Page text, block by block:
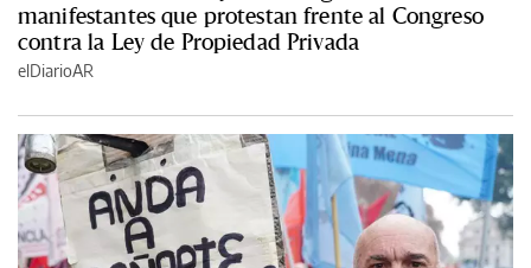
manifestantes que protestan frente al Congreso
contra la Ley de Propiedad Privada
elDiarioAR